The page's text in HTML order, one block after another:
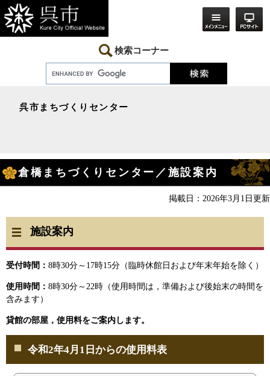
ー
ジ
の
ニ
ュ
ー
検索コーナー
呉市まちづくりセンター
文
倉橋まちづくりセンター／施設案内
掲載日：2026年3月1日更新
施設案内
受付時間： 8時30分～17時15分（臨時休館日および年末年始を除く）
使用時間： 8時30分～22時（使用時間は，準備および後始末の時間を
含みます）
貸館の部屋，使用料をご案内します。
令和2年4月1日からの使用料表